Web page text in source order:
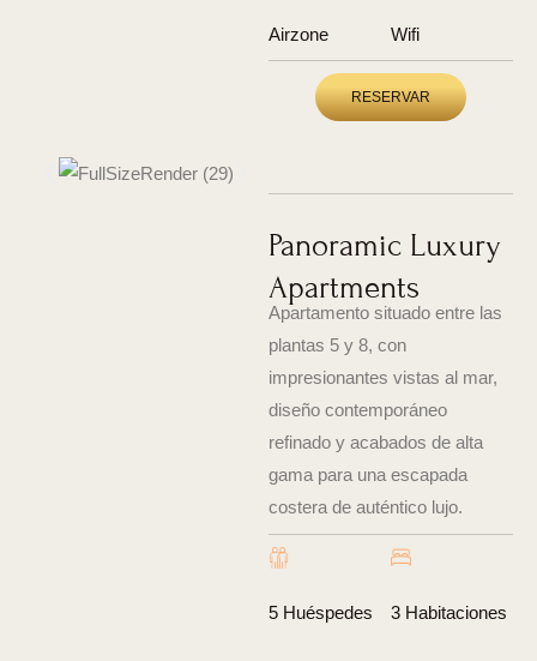
Airzone Wifi
RESERVAR
Panoramic Luxury
Apartments
Apartamento situado entre las
plantas 5 y 8, con
impresionantes vistas al mar,
diseño contemporáneo
refinado y acabados de alta
gama para una escapada
costera de auténtico lujo.
5 Huéspedes 3 Habitaciones